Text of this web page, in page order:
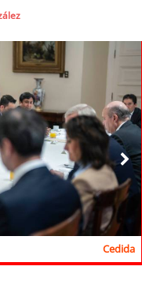
Cedida